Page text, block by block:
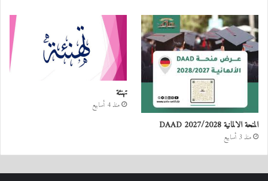
المنحة الالمانية DAAD 2027/2028
منذ 3 أسابيع
تهنئة
منذ 4 أسابيع